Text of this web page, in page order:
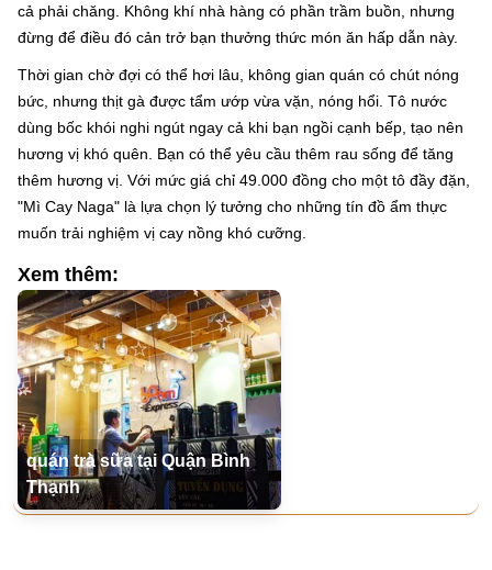
cả phải chăng. Không khí nhà hàng có phần trầm buồn, nhưng
đừng để điều đó cản trở bạn thưởng thức món ăn hấp dẫn này.
Thời gian chờ đợi có thể hơi lâu, không gian quán có chút nóng
bức, nhưng thịt gà được tẩm ướp vừa vặn, nóng hổi. Tô nước
dùng bốc khói nghi ngút ngay cả khi bạn ngồi cạnh bếp, tạo nên
hương vị khó quên. Bạn có thể yêu cầu thêm rau sống để tăng
thêm hương vị. Với mức giá chỉ 49.000 đồng cho một tô đầy đặn,
"Mì Cay Naga" là lựa chọn lý tưởng cho những tín đồ ẩm thực
muốn trải nghiệm vị cay nồng khó cưỡng.
Xem thêm:
quán trà sữa tại Quận Bình
Thạnh